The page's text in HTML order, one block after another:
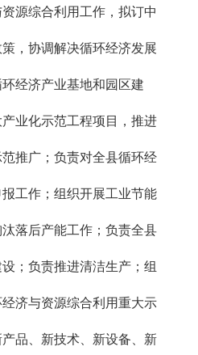
源综合利用工作，拟订中
，协调解决循环经济发展
经济产业基地和园区建
业化示范工程项目，推进
推广；负责对全县循环经
工作；组织开展工业节能
落后产能工作；负责全县
；负责推进清洁生产；组
济与资源综合利用重大示
品、新技术、新设备、新